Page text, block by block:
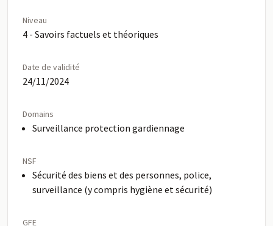
Niveau
4 - Savoirs factuels et théoriques
Date de validité
24/11/2024
Domains
Surveillance protection gardiennage
NSF
Sécurité des biens et des personnes, police,
surveillance (y compris hygiène et sécurité)
GFE